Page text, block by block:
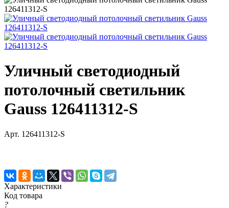
Уличный светодиодный
потолочный светильник
Gauss 126411312-S
Арт. 126411312-S
Характеристики
Код товара
?